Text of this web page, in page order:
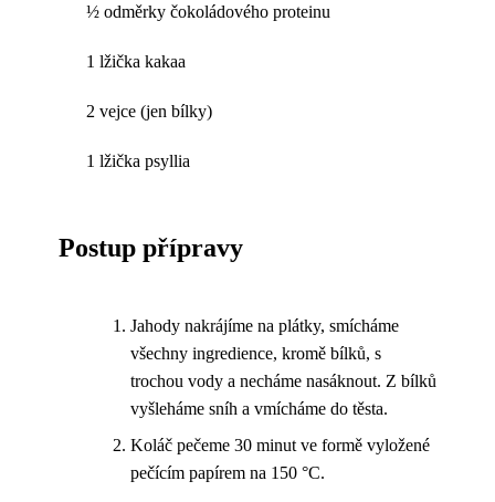
½ odměrky čokoládového proteinu
1 lžička kakaa
2 vejce (jen bílky)
1 lžička psyllia
Postup přípravy
Jahody nakrájíme na plátky, smícháme
všechny ingredience, kromě bílků, s
trochou vody a necháme nasáknout. Z bílků
vyšleháme sníh a vmícháme do těsta.
Koláč pečeme 30 minut ve formě vyložené
pečícím papírem na 150 °C.